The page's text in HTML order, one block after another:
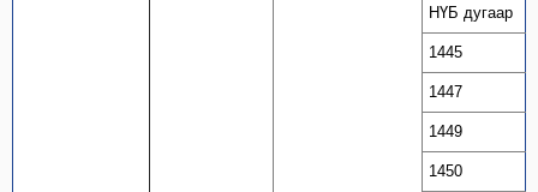
НҮБ дугаар
1445
1447
1449
1450